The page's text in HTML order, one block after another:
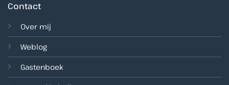
Contact
Over mij
Weblog
Gastenboek